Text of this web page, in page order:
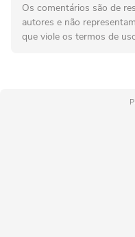
Os comentários são de
autores e não
que viole os termos de